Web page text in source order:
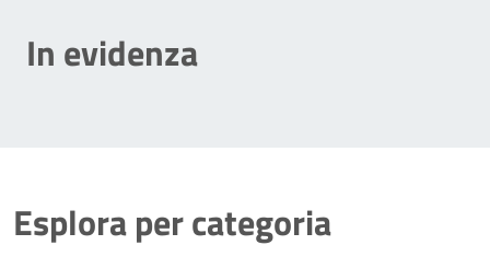
In evidenza
Esplora per categoria